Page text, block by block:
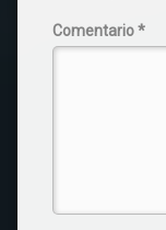
Comentario*